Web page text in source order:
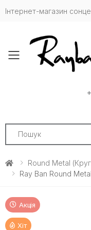
Інтернет-магазин
Toggle
Search
Round Metal
Ray Ban Round
Акція
Хіт